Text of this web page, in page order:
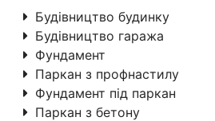
Будівництво будинку
Будівництво гаража
Фундамент
Паркан з профнастилу
Фундамент під паркан
Паркан з бетону